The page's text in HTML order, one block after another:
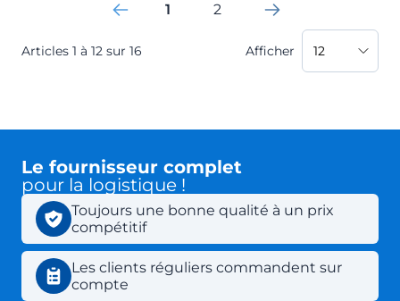
You're currently reading page
1 Page
2
Articles 1 à 12 sur 16 Afficher
Le fournisseur complet
pour la logistique !
Toujours une bonne qualité à un prix
compétitif
Les clients réguliers commandent sur
compte